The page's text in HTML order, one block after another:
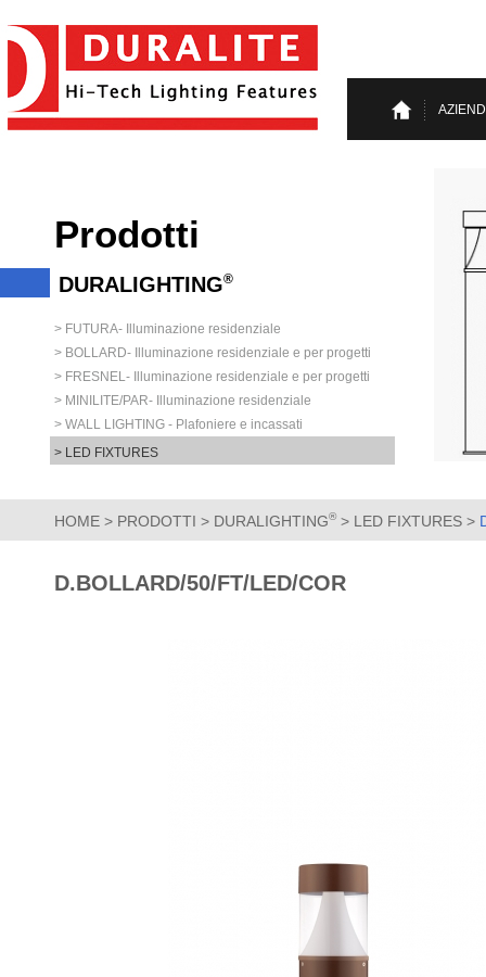
Prodotti
DURALIGHTING®
> FUTURA- Illuminazione residenziale
> BOLLARD- Illuminazione residenziale e per progetti
> FRESNEL- Illuminazione residenziale e per progetti
> MINILITE/PAR- Illuminazione residenziale
> WALL LIGHTING - Plafoniere e incassati
> LED FIXTURES
HOME > PRODOTTI > DURALIGHTING®> LED FIXTURES >
D.BOLLARD/50/FT/LED/COR